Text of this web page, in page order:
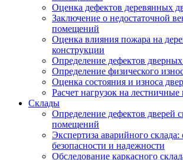
Оценка дефектов деревянных
Заключение о недостаточной
помещений
Оценка влияния пожара на
конструкции
Определение дефектов
Определение физического
Оценка состояния и износа
Расчет нагрузок на лестничные
Склады
Определение дефектов дверей
помещений
Экспертиза аварийного склада:
безопасности и надежности
Обследование каркасного